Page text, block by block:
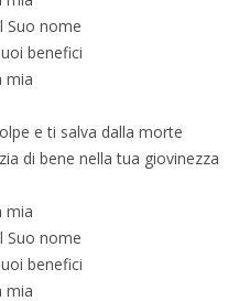
Suo nome
benefici
mia
e ti salva dalla morte
di bene nella tua giovinezza
mia
Suo nome
benefici
mia